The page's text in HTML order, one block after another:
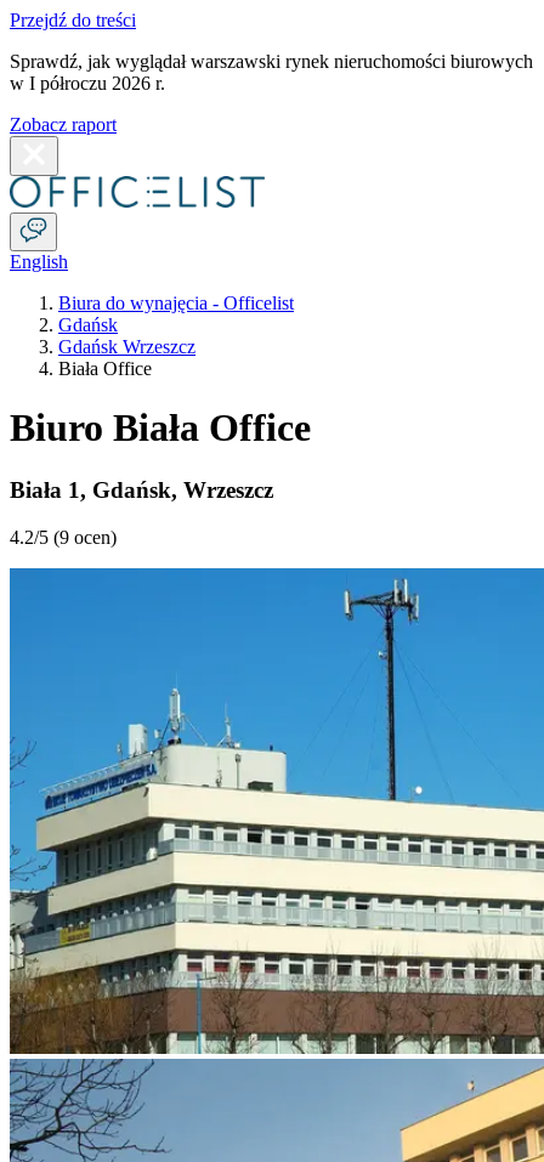
Przejdź do treści
Sprawdź, jak wyglądał warszawski rynek nieruchomości biurowych
w I półroczu 2026 r.
Zobacz raport
English
Biura do wynajęcia - Officelist
Gdańsk
Gdańsk Wrzeszcz
Biała Office
Biuro Biała Office
Biała 1, Gdańsk, Wrzeszcz
4.2/5 (9 ocen)